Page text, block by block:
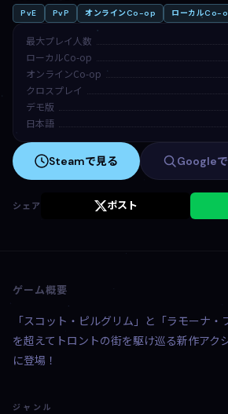
PvE PvP オンラインCo-op ローカルCo-
最大プレイ人数
ローカルCo-op
オンラインCo-op
クロスプレイ
デモ版
日本語
Steamで見る Google
シェア ポスト
ゲーム概要
「スコット・ピルグリム」と「ラモーナ
を超えてトロントの街を駆け巡る新作アク
に登場！
ジャンル